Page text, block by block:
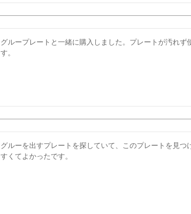
グループレートと一緒に購入しました。プレートが汚れず
す。
グルーを出すプレートを探していて、このプレートを見つ
すくてよかったです。